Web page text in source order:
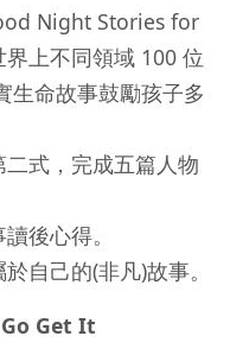
Night Stories for
上不同領域 100 位
生命故事鼓勵孩子多
式，完成五篇人物
後心得。
己的(非凡)故事。
Get It